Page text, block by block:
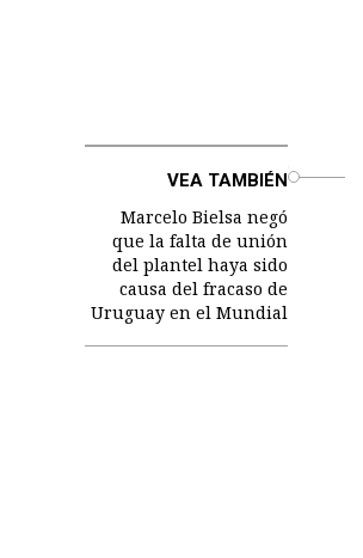
VEA TAMBIÉN
Marcelo Bielsa negó
que la falta de unión
del plantel haya sido
causa del fracaso de
Uruguay en el Mundial